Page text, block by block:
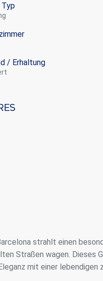
/ Erhaltung
strahlt einen
Straßen wagen. Dieses
mit einer lebendigen